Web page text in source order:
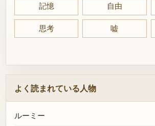
記憶 自由
思考 嘘
よく読まれている人物
ルーミー